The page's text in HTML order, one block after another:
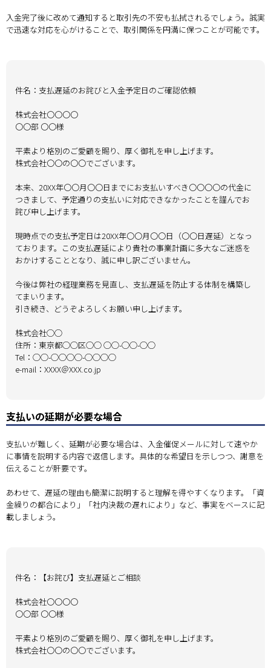
入金完了後に改めて通知すると取引先の不安も払拭されるでしょう。誠実
で迅速な対応を心がけることで、取引関係を円満に保つことが可能です。
件名：支払遅延のお詫びと入金予定日のご確認依頼
株式会社〇〇〇〇
〇〇部 〇〇様
平素より格別のご愛顧を賜り、厚く御礼を申し上げます。
株式会社〇〇の〇〇でございます。
本来、20XX年〇〇月〇〇日までにお支払いすべき〇〇〇〇の代金に
つきまして、予定通りの支払いに対応できなかったことを謹んでお
詫び申し上げます。
現時点での支払予定日は20XX年〇〇月〇〇日（〇〇日遅延）となっ
ております。この支払遅延により貴社の事業計画に多大なご迷惑を
おかけすることとなり、誠に申し訳ございません。
今後は弊社の経理業務を見直し、支払遅延を防止する体制を構築し
てまいります。
引き続き、どうぞよろしくお願い申し上げます。
株式会社◯◯
住所：東京都◯◯区◯◯ ◯◯-◯◯-◯◯
Tel：◯◯-◯◯◯◯-◯◯◯◯
e-mail：XXXX＠XXX.co.jp
支払いの延期が必要な場合
支払いが難しく、延期が必要な場合は、入金催促メールに対して速やか
に事情を説明する内容で返信します。具体的な希望日を示しつつ、謝意を
伝えることが肝要です。
あわせて、遅延の理由も簡潔に説明すると理解を得やすくなります。「資
金繰りの都合により」「社内決裁の遅れにより」など、事実をベースに記
載しましょう。
件名：【お詫び】支払遅延とご相談
株式会社〇〇〇〇
〇〇部 〇〇様
平素より格別のご愛顧を賜り、厚く御礼を申し上げます。
株式会社〇〇の〇〇でございます。